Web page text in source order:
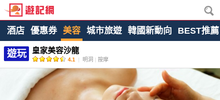
酒店 優惠券 美容 城市旅遊 韓國新動向 BEST推薦
遊玩 皇家美容沙龍
4.1 | 明洞 | 按摩